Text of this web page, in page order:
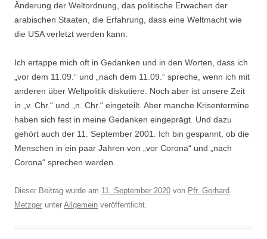
Änderung der Weltordnung, das politische Erwachen der
arabischen Staaten, die Erfahrung, dass eine Weltmacht wie
die USA verletzt werden kann.
Ich ertappe mich oft in Gedanken und in den Worten, dass ich
„vor dem 11.09.“ und „nach dem 11.09.“ spreche, wenn ich mit
anderen über Weltpolitik diskutiere. Noch aber ist unsere Zeit
in „v. Chr.“ und „n. Chr.“ eingeteilt. Aber manche Krisentermine
haben sich fest in meine Gedanken eingeprägt. Und dazu
gehört auch der 11. September 2001. Ich bin gespannt, ob die
Menschen in ein paar Jahren von „vor Corona“ und „nach
Corona“ sprechen werden.
Dieser Beitrag wurde am 11. September 2020 von Pfr. Gerhard
Metzger unter Allgemein veröffentlicht.